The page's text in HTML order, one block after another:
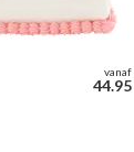
vanaf
44.95